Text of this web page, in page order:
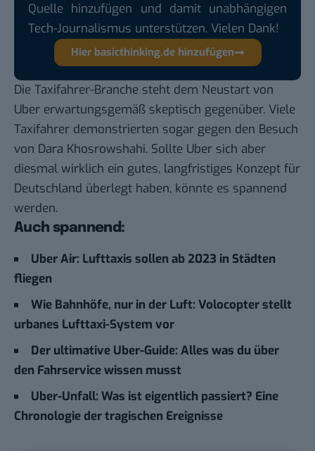
Quelle hinzufügen und damit unabhängigen
Tech-Journalismus unterstützen. Vielen Dank!
Hier basicthinking.de hinzufügen
Die Taxifahrer-Branche steht dem Neustart von
Uber erwartungsgemäß skeptisch gegenüber. Viele
Taxifahrer demonstrierten sogar gegen den Besuch
von Dara Khosrowshahi. Sollte Uber sich aber
diesmal wirklich ein gutes, langfristiges Konzept für
Deutschland überlegt haben, könnte es spannend
werden.
Auch spannend:
Uber Air: Lufttaxis sollen ab 2023 in Städten
fliegen
Wie Bahnhöfe, nur in der Luft: Volocopter stellt
urbanes Lufttaxi-System vor
Der ultimative Uber-Guide: Alles was du über
den Fahrservice wissen musst
Uber-Unfall: Was ist eigentlich passiert? Eine
Chronologie der tragischen Ereignisse